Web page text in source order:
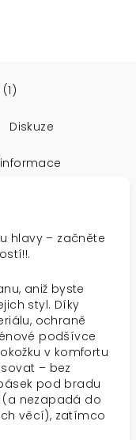
Diskuze
hlavy – začněte
aniž byste
styl. Díky
ochraně
podšívce
v komfortu
– bez
pod bradu
nezapadá do
věcí), zatímco